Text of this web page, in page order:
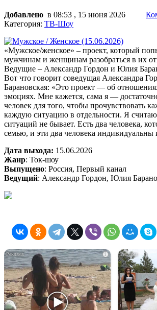
Добавлено в 08:53 , 15 июня 2026
Категория: ТВ-Шоу
«Мужское/женское» – проект, который
мужчинам и женщинам разобраться в их
Ведущие – Александр Гордон и Юлия
Вот что говорит соведущая Александра
Барановская: «Это проект — об
эмоциях. Мне кажется, сама я —
человек для того, чтобы прочувствовать
каждую ситуацию в отдельности. Я
ситуаций не бывает. Есть два человека,
семью, и эти два человека
Дата выхода: 15.06.2026
Жанр: Ток-шоу
Выпущено: Россия, Первый канал
Ведущий: Александр Гордон, Юлия
i